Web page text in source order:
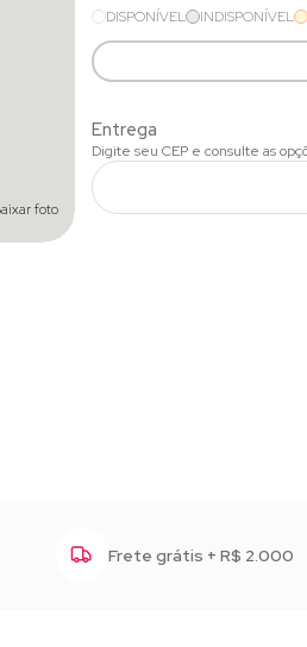
foto
DISPONÍVEL INDISPONÍVEL
Frete grátis + R$ 2.000